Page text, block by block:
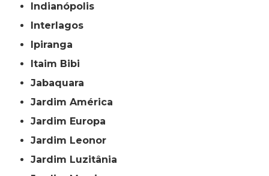
Indianópolis
Interlagos
Ipiranga
Itaim Bibi
Jabaquara
Jardim América
Jardim Europa
Jardim Leonor
Jardim Luzitânia